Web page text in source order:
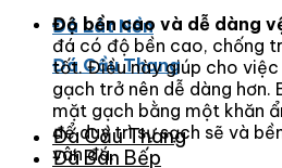
Đá Lát Nền
Đá Cầu Thang
Đá Cầu Thang
Đá Bàn Bếp
Độ bền cao và dễ dàng
đá có độ bền cao, chống
tốt. Điều này giúp cho việc
gạch trở nên dễ dàng hơn.
mặt gạch bằng một khăn
để duy trì sự sạch sẽ và
vân đá.